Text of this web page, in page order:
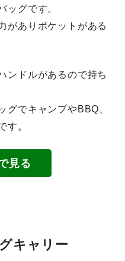
ッグです。
がありポケットがある
ンドルがあるので持ち
グでキャンプやBBQ、
す。
見る
キャリー